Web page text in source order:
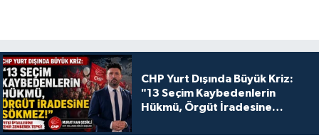
CHP Yurt Dışında Büyük Kriz:
"13 Seçim Kaybedenlerin
Hükmü, Örgüt İradesine